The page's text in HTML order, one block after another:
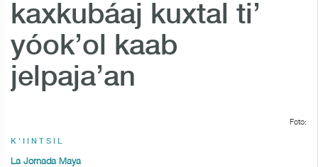
kaxkubáaj kuxtal ti’
yóok’ol kaab
jelpaja’an
Foto:
K'IINTSIL
La Jornada Maya